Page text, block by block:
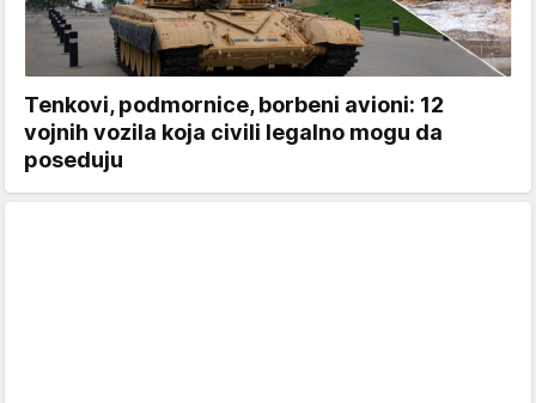
Tenkovi, podmornice, borbeni avioni: 12
vojnih vozila koja civili legalno mogu da
poseduju